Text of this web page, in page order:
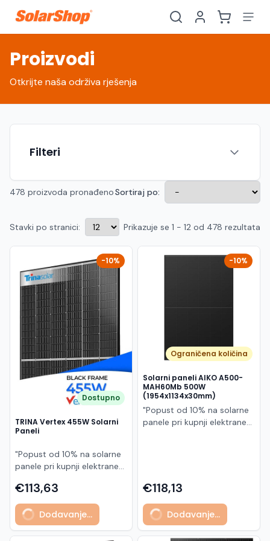
Hrvatski EN
Crnogorski
MK Македонски
Proizvodi
Otkrijte naša održiva rješenja
Filteri
478 proizvoda pronađenoSortiraj po:
Stavki po stranici: Prikazuje se 1 - 12 od 478 rezultata
-10%
Dostupno
TRINA Vertex 455W Solarni
Paneli
"Popust od 10% na solarne
panele pri kupnji elektrane
Model TSM-455NEG9R.28
predstavlja napredni
glass/glass N-type solarni
modul s visokom
učinkovitošću, dugim
€113,63
Dodavanje...
-10%
Ograničena količina
Solarni paneli AIKO A500-
MAH60Mb 500W
(1954x1134x30mm)
"Popust od 10% na solarne
panele pri kupnji elektrane
500 W iz Neostar 2S serije,
baziran na naprednoj N-
type ABC (All Back Contact)
tehnologiji. Ovaj panel je
namijenjen za moderne
€118,13
Dodavanje...